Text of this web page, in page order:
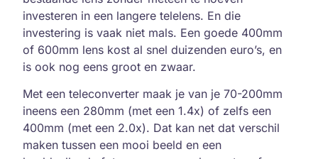
investeren in een langere telelens. En die
investering is vaak niet mals. Een goede 400mm
of 600mm lens kost al snel duizenden euro’s, en
is ook nog eens groot en zwaar.
Met een teleconverter maak je van je 70-200mm
ineens een 280mm (met een 1.4x) of zelfs een
400mm (met een 2.0x). Dat kan net dat verschil
maken tussen een mooi beeld en een